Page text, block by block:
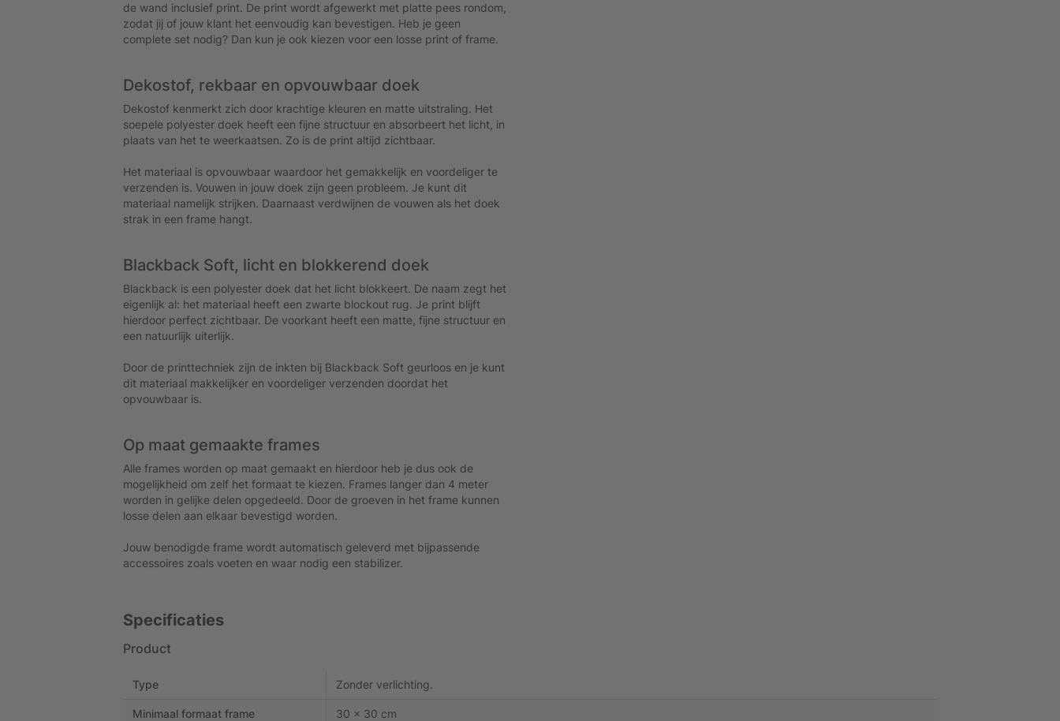
de wand inclusief print. De print wordt afgewerkt met platte pees rondom,
zodat jij of jouw klant het eenvoudig kan bevestigen. Heb je geen
complete set nodig? Dan kun je ook kiezen voor een losse print of frame.
Dekostof, rekbaar en opvouwbaar doek
Dekostof kenmerkt zich door krachtige kleuren en matte uitstraling. Het
soepele polyester doek heeft een fijne structuur en absorbeert het licht, in
plaats van het te weerkaatsen. Zo is de print altijd zichtbaar.
Het materiaal is opvouwbaar waardoor het gemakkelijk en voordeliger te
verzenden is. Vouwen in jouw doek zijn geen probleem. Je kunt dit
materiaal namelijk strijken. Daarnaast verdwijnen de vouwen als het doek
strak in een frame hangt.
Blackback Soft, licht en blokkerend doek
Blackback is een polyester doek dat het licht blokkeert. De naam zegt het
eigenlijk al: het materiaal heeft een zwarte blockout rug. Je print blijft
hierdoor perfect zichtbaar. De voorkant heeft een matte, fijne structuur en
een natuurlijk uiterlijk.
Door de printtechniek zijn de inkten bij Blackback Soft geurloos en je kunt
dit materiaal makkelijker en voordeliger verzenden doordat het
opvouwbaar is.
Op maat gemaakte frames
Alle frames worden op maat gemaakt en hierdoor heb je dus ook de
mogelijkheid om zelf het formaat te kiezen. Frames langer dan 4 meter
worden in gelijke delen opgedeeld. Door de groeven in het frame kunnen
losse delen aan elkaar bevestigd worden.
Jouw benodigde frame wordt automatisch geleverd met bijpassende
accessoires zoals voeten en waar nodig een stabilizer.
Specificaties
Product
Type Zonder verlichting.
Minimaal formaat frame 30 x 30 cm